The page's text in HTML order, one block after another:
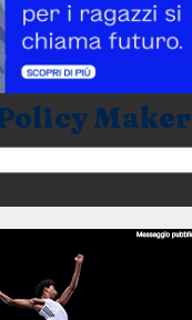
Maker